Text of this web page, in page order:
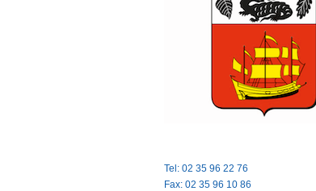
Tel: 02 35 96 22 76
Fax: 02 35 96 10 86